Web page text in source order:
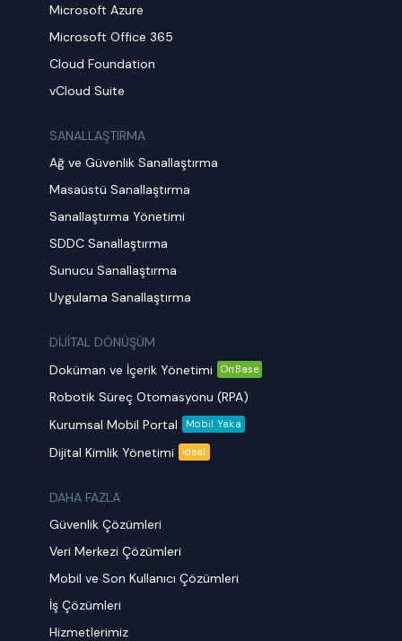
Microsoft Azure
Microsoft Office 365
Cloud Foundation
vCloud Suite
SANALLAŞTIRMA
Ağ ve Güvenlik Sanallaştırma
Masaüstü Sanallaştırma
Sanallaştırma Yönetimi
SDDC Sanallaştırma
Sunucu Sanallaştırma
Uygulama Sanallaştırma
DİJİTAL DÖNÜŞÜM
Doküman ve İçerik Yönetimi
OnBase
Robotik Süreç Otomasyonu (RPA)
Kurumsal Mobil Portal
Mobil Yaka
Dijital Kimlik Yönetimi ideal
DAHA FAZLA
Güvenlik Çözümleri
Veri Merkezi Çözümleri
Mobil ve Son Kullanıcı Çözümleri
İş Çözümleri
Hizmetlerimiz